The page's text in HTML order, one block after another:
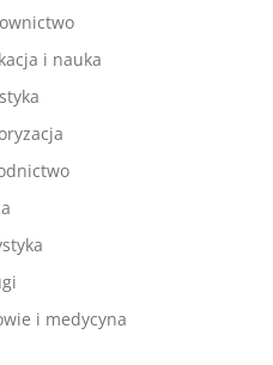
i nauka
i medycyna